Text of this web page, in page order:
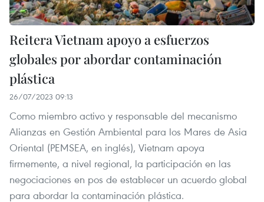
Reitera Vietnam apoyo a esfuerzos
globales por abordar contaminación
plástica
26/07/2023 09:13
Como miembro activo y responsable del mecanismo
Alianzas en Gestión Ambiental para los Mares de Asia
Oriental (PEMSEA, en inglés), Vietnam apoya
firmemente, a nivel regional, la participación en las
negociaciones en pos de establecer un acuerdo global
para abordar la contaminación plástica.